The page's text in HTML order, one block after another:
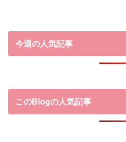
今週の人気記事
このBlogの人気記事